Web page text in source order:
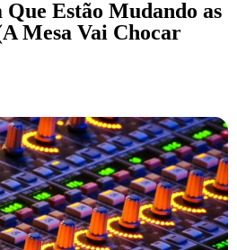
Que Estão Mudando as
Mesa Vai Chocar